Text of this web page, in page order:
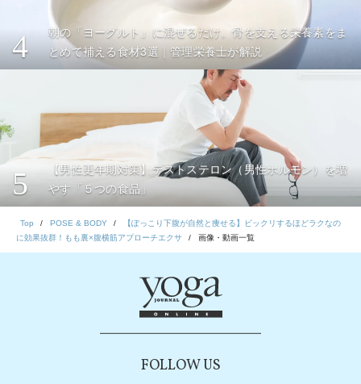
4
朝の「ヨーグルト」に混ぜるだけ。骨を支える栄養素をま
とめて補える食材3選｜管理栄養士が解説
5
【男性更年期対策】テストステロン（男性ホルモン）を増
やす「５つの食品」
Top POSE & BODY
【ぽっこり下腹が自然と痩せる】ビックリするほどラクなの
に効果抜群！もも裏×腹横筋アプローチエクサ
画像・動画一覧
FOLLOW US